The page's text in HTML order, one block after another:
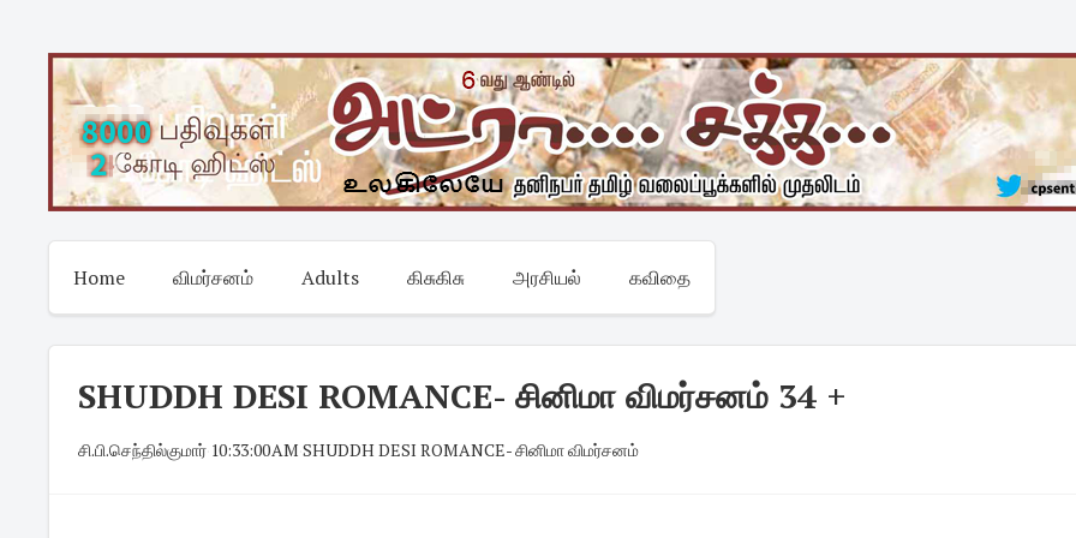
content
Home விமர்சனம் Adults கிசுகிசு அரசியல் கவிதை
SHUDDH DESI ROMANCE- சினிமா விமர்சனம் 34 +
சி.பி.செந்தில்குமார் 10:33:00 AM ·SHUDDH DESI ROMANCE- சினிமா விமர்சனம்